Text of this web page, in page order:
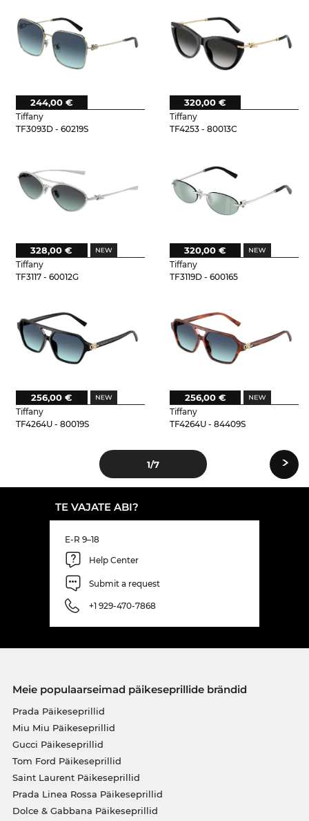
Tiffany
TF3093D - 60219S
244,00 €
Tiffany
TF4253 - 80013C
320,00 €
Tiffany
TF3117 - 60012G
328,00 €
Tiffany
TF3119D - 600165
320,00 €
Tiffany
TF4264U - 80019S
256,00 €
Tiffany
TF4264U - 84409S
256,00 €
1/7 ›
TE VAJATE ABI?
E-R 9–18
Help Center
Submit a request
+1 929-470-7868
Meie populaarseimad päikeseprillide brändid
Prada Päikeseprillid
Miu Miu Päikeseprillid
Gucci Päikeseprillid
Tom Ford Päikeseprillid
Saint Laurent Päikeseprillid
Prada Linea Rossa Päikeseprillid
Dolce & Gabbana Päikeseprillid